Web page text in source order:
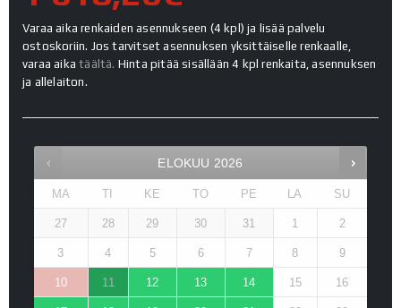
Varaa aika renkaiden asennukseen (4 kpl) ja lisää palvelu
ostoskoriin. Jos tarvitset asennuksen yksittäiselle renkaalle,
varaa aikatäältä. Hinta pitää sisällään 4 kpl renkaita, asennuksen
ja allelaiton.
ELOKUU 2026
MA TI KE TO PE LA SU
27 28 29 30 31 1 2
3 4 5 6 7 8 9
10 11 12 13 14 15 16